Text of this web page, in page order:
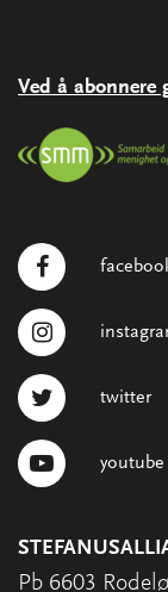
Ved å abonnere
twitter
youtube
Pb 6603